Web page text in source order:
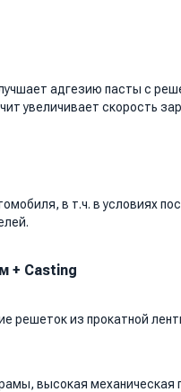
адгезию пасты с
увеличивает скорость
в т.ч. в условиях
+ Casting
решеток из прокатной
высокая